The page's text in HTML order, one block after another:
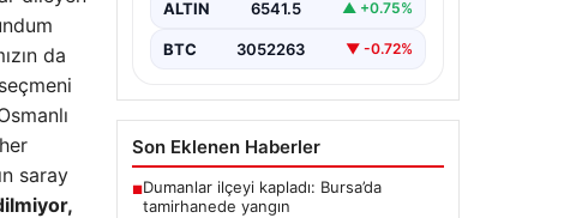
da
saray
ve Zeynep Yıldırım (59) çifti, tam
ALTIN 6541.5 ▲ +0.75%
BTC 3052263 ▼ -0.72%
Son Eklenen Haberler
■Dumanlar ilçeyi kapladı: Bursa’da
tamirhanede yangın